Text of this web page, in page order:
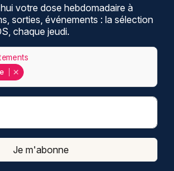
votre dose hebdomadaire à
sorties, événements : la sélection
chaque jeudi.
Je m'abonne